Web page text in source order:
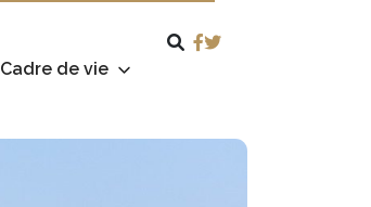
Cadre de vie